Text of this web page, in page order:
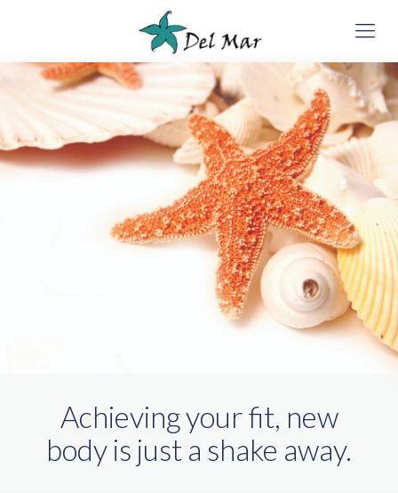
Achieving your fit, new
body is just a shake away.